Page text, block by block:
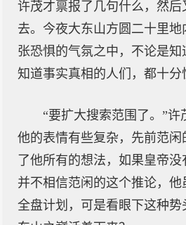
许茂才禀报了几句什么，然后
去。今夜大东山方圆二十里
张恐惧的气氛之中，不论是
知道事实真相的人们，都十分
“要扩大搜索范围了。”许
他的表情有些复杂，先前范闲
了他所有的想法，如果皇帝
并不相信范闲的这个推论，
全盘计划，可是看眼下这种